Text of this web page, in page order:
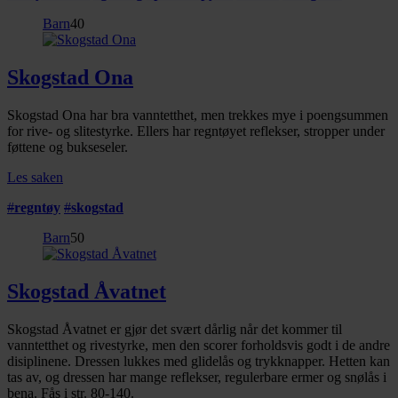
Barn40
Skogstad Ona
Skogstad Ona har bra vanntetthet, men trekkes mye i poengsummen
for rive- og slitestyrke. Ellers har regntøyet reflekser, stropper under
føttene og bukseseler.
Les saken
#regntøy #skogstad
Barn50
Skogstad Åvatnet
Skogstad Åvatnet er gjør det svært dårlig når det kommer til
vanntetthet og rivestyrke, men den scorer forholdsvis godt i de andre
disiplinene. Dressen lukkes med glidelås og trykknapper. Hetten kan
tas av, og dressen har mange reflekser, regulerbare ermer og snølås i
bena. Fås i str. 80-140.